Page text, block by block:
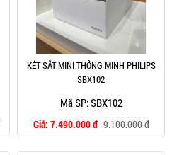
KÉT SẮT MINI THÔNG MINH PHILIPS
SBX102
Mã SP: SBX102
Giá: 7.490.000 đ 9.100.000 đ